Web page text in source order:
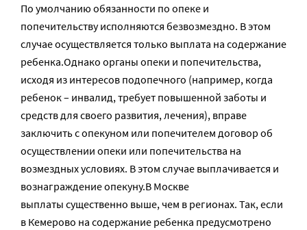
По умолчанию обязанности по опеке и
попечительству исполняются безвозмездно. В этом
случае осуществляется только выплата на содержание
ребенка.Однако органы опеки и попечительства,
исходя из интересов подопечного (например, когда
ребенок – инвалид, требует повышенной заботы и
средств для своего развития, лечения), вправе
заключить с опекуном или попечителем договор об
осуществлении опеки или попечительства на
возмездных условиях. В этом случае выплачивается и
вознаграждение опекуну.В Москве
выплаты существенно выше, чем в регионах. Так, если
в Кемерово на содержание ребенка предусмотрено